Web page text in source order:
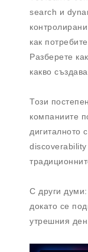
search и
как
Разберете
какво
Този
компаниите
дигиталното
discoverability
С други
докато се
утрешния ден.